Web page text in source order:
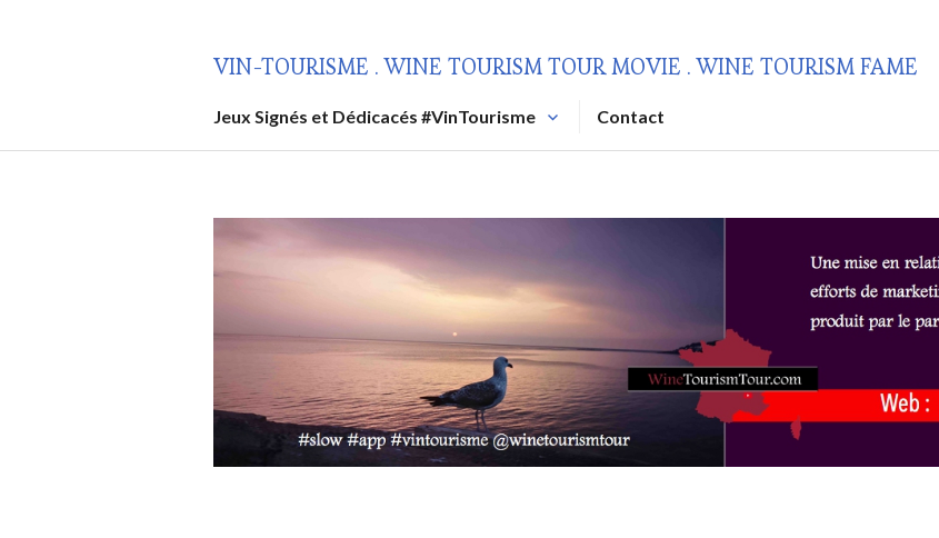
VIN-TOURISME . WINE TOURISM TOUR MOVIE . WINE TOURISM FAME
Jeux Signés et Dédicacés #VinTourisme Contact